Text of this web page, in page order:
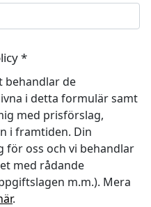
*
behandlar de
i detta formulär samt
med prisförslag,
i framtiden. Din
oss och vi behandlar
med rådande
m.m.). Mera
.